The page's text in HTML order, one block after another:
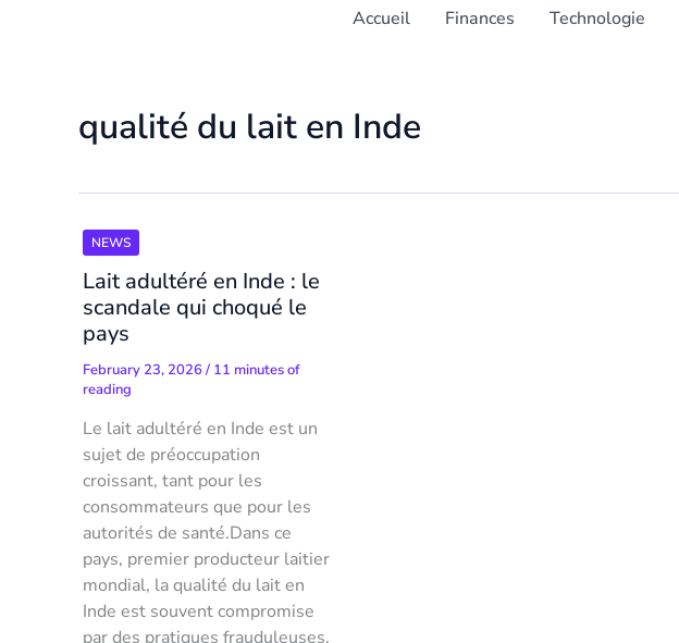
Accueil Finances Technologie
qualité du lait en Inde
NEWS
Lait adultéré en Inde : le
scandale qui choqué le
pays
February 23, 2026/ 11 minutes of
reading
Le lait adultéré en Inde est un
sujet de préoccupation
croissant, tant pour les
consommateurs que pour les
autorités de santé.Dans ce
pays, premier producteur laitier
mondial, la qualité du lait en
Inde est souvent compromise
par des pratiques frauduleuses,